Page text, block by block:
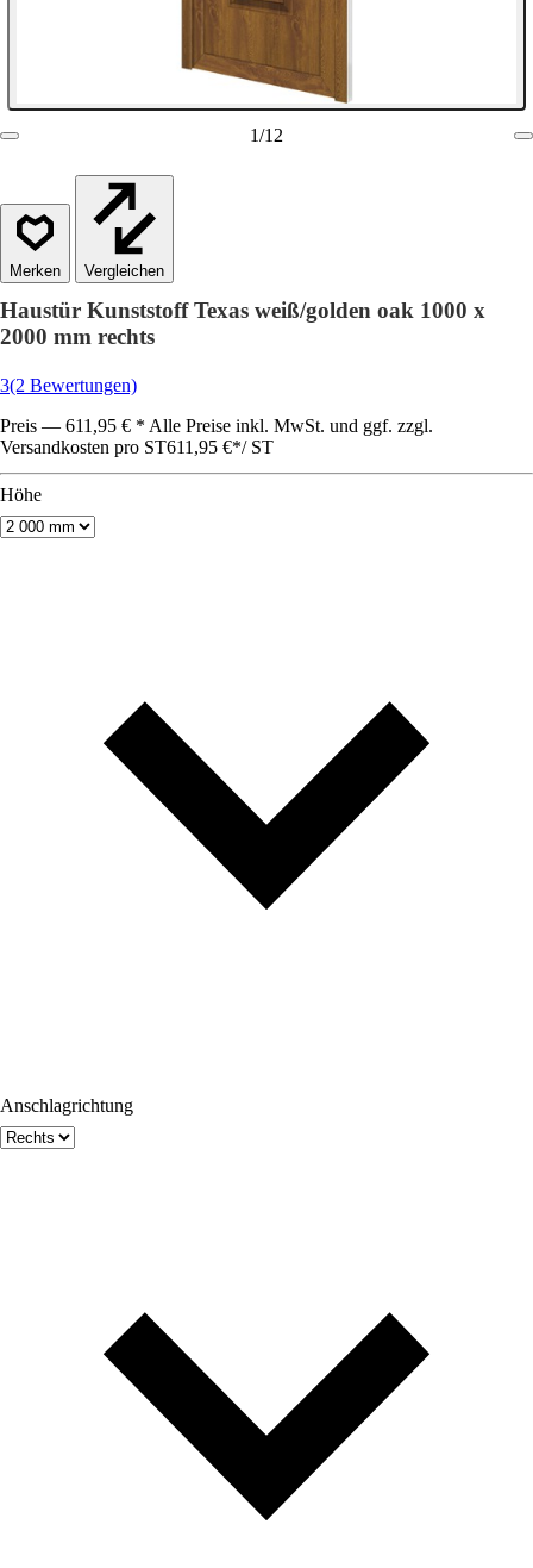
1/12
Vergleichen
Haustür Kunststoff Texas weiß/golden oak 1000 x
2000 mm rechts
3(2 Bewertungen)
Preis — 611,95 € * Alle Preise inkl. MwSt. und ggf. zzgl.
Versandkosten pro ST611,95 €*/ ST
Höhe
Anschlagrichtung